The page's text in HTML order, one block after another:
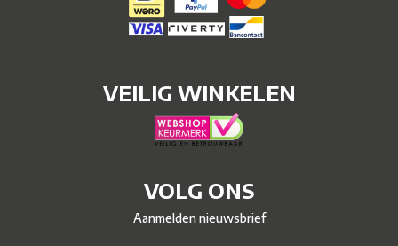
VEILIG WINKELEN
VOLG ONS
Aanmelden nieuwsbrief